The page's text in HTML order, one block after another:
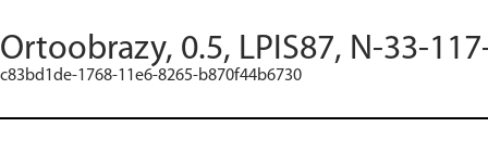
Ortoobrazy, 0.5, LPIS87, N-33-
c83bd1de-1768-11e6-8265-b870f44b6730